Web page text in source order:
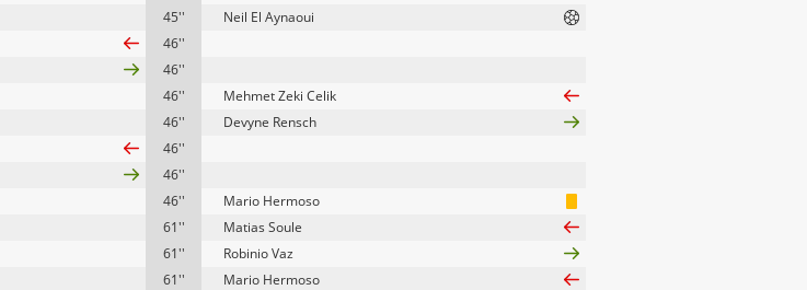
45''
Neil El Aynaoui
46''
46''
46''
Mehmet Zeki Celik
46''
Devyne Rensch
46''
46''
46''
Mario Hermoso
61''
Matias Soule
61''
Robinio Vaz
61''
Mario Hermoso